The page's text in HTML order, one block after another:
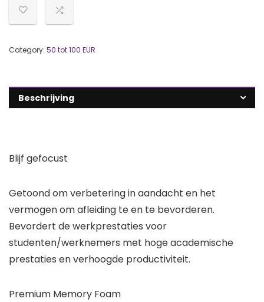
Category: 50 tot 100 EUR
Beschrijving
Blijf gefocust
Getoond om verbetering in aandacht en het
vermogen om afleiding te en te bevorderen.
Bevordert de werkprestaties voor
studenten/werknemers met hoge academische
prestaties en verhoogde productiviteit.
Premium Memory Foam